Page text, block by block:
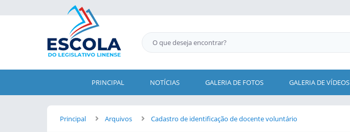
PRINCIPAL NOTÍCIAS GALERIA DE FOTOS GALERIA DE VÍDEOS
Principal Arquivos Cadastro de identificação de docente voluntário